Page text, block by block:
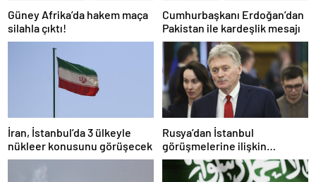
Güney Afrika’da hakem maça
silahla çıktı!
Cumhurbaşkanı Erdoğan’dan
Pakistan ile kardeşlik mesajı
İran, İstanbul’da 3 ülkeyle
nükleer konusunu görüşecek
Rusya’dan İstanbul
görüşmelerine ilişkin
açıklama